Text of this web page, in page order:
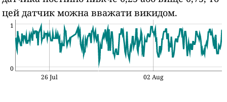
цей датчик можна вважати викидом.
0
1
26 Jul 02 Aug